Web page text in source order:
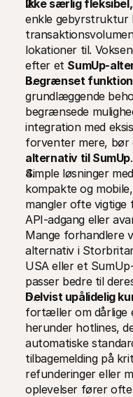
Ikke særlig
enkle gebyrstruktur
lokationer til.
efter et SumUp-
Begrænset
grundlæggende
begrænsede
integration med
alternativ til SumUp.
Simple løsninger
kompakte og
mangler ofte
API-adgang eller
Mange forhandlere
alternativ i
USA eller et
passer bedre til
Delvist upålidelig
fortæller om dårlige
herunder hotlines,
automatiske
tilbagemelding på
refunderinger eller